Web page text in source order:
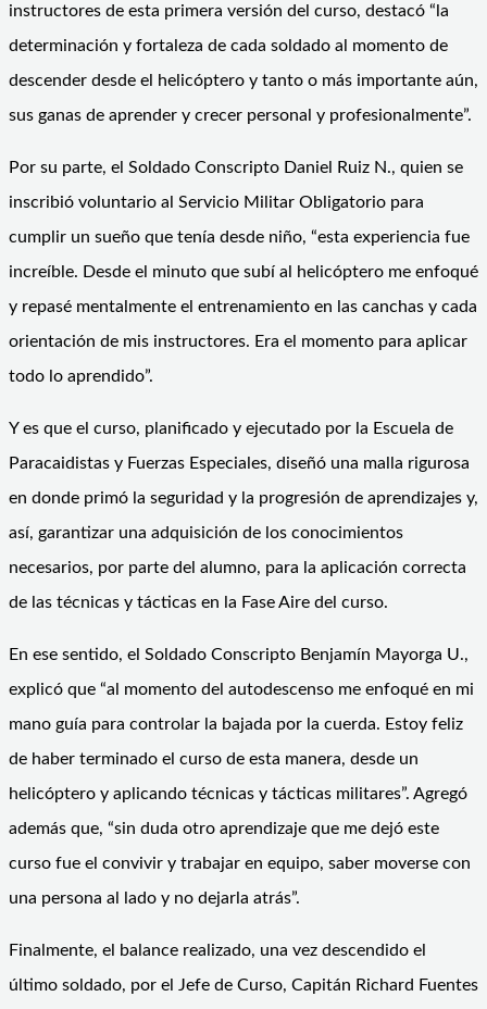
instructores de esta primera versión del curso, destacó “la
determinación y fortaleza de cada soldado al momento de
descender desde el helicóptero y tanto o más importante aún,
sus ganas de aprender y crecer personal y profesionalmente”.
Por su parte, el Soldado Conscripto Daniel Ruiz N., quien se
inscribió voluntario al Servicio Militar Obligatorio para
cumplir un sueño que tenía desde niño, “esta experiencia fue
increíble. Desde el minuto que subí al helicóptero me enfoqué
y repasé mentalmente el entrenamiento en las canchas y cada
orientación de mis instructores. Era el momento para aplicar
todo lo aprendido”.
Y es que el curso, planificado y ejecutado por la Escuela de
Paracaidistas y Fuerzas Especiales, diseñó una malla rigurosa
en donde primó la seguridad y la progresión de aprendizajes y,
así, garantizar una adquisición de los conocimientos
necesarios, por parte del alumno, para la aplicación correcta
de las técnicas y tácticas en la Fase Aire del curso.
En ese sentido, el Soldado Conscripto Benjamín Mayorga U.,
explicó que “al momento del autodescenso me enfoqué en mi
mano guía para controlar la bajada por la cuerda. Estoy feliz
de haber terminado el curso de esta manera, desde un
helicóptero y aplicando técnicas y tácticas militares”. Agregó
además que, “sin duda otro aprendizaje que me dejó este
curso fue el convivir y trabajar en equipo, saber moverse con
una persona al lado y no dejarla atrás”.
Finalmente, el balance realizado, una vez descendido el
último soldado, por el Jefe de Curso, Capitán Richard Fuentes